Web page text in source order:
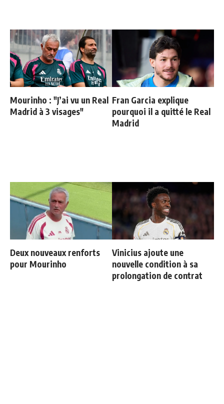
Mourinho : "J’ai vu un Real
Madrid à 3 visages"
Fran Garcia explique
pourquoi il a quitté le Real
Madrid
Deux nouveaux renforts
pour Mourinho
Vinicius ajoute une
nouvelle condition à sa
prolongation de contrat